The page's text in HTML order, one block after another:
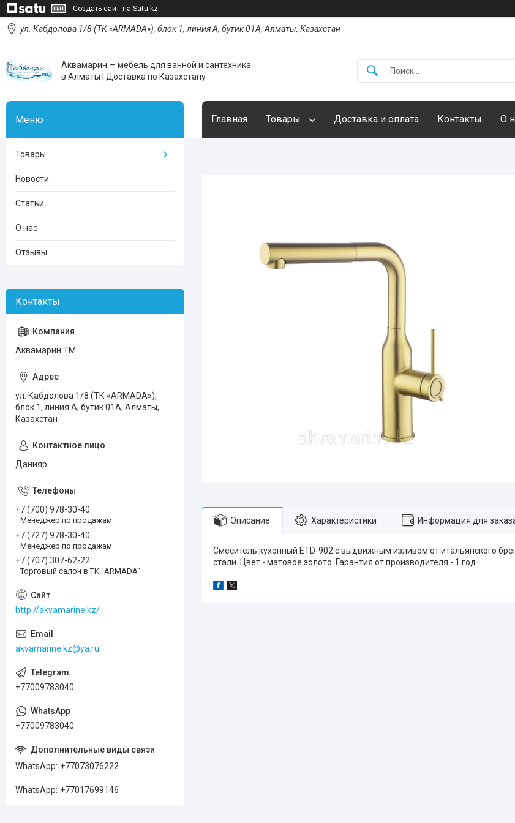
Создать сайт на Satu.kz
ул. Кабдолова 1/8 (ТК «ARMADA»), блок 1, линия А, бутик 01А, Алматы, Казахстан
Аквамарин — мебель для ванной и сантехника
в Алматы | Доставка по Казахстану
Главная Товары Доставка и оплата Контакты О
Описание Характеристики Информация для
Смеситель кухонный ETD-902 с выдвижным изливом от итальянского
стали. Цвет - матовое золото. Гарантия от производителя - 1 год.
Товары
Новости
Статьи
О нас
Отзывы
Аквамарин ТМ
ул. Кабдолова 1/8 (ТК «ARMADA»),
блок 1, линия А, бутик 01А, Алматы,
Казахстан
Данияр
+7 (700) 978-30-40
Менеджер по продажам
+7 (727) 978-30-40
Менеджер по продажам
+7 (707) 307-62-22
Торговый салон в ТК "ARMADA"
http://akvamarine.kz/
akvamarine.kz@ya.ru
+77009783040
+77009783040
WhatsApp +77073076222
WhatsApp +77017699146